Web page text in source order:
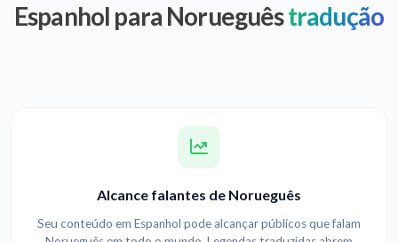
Espanhol para Norueguêstradução
Alcance falantes de Norueguês
Seu conteúdo em Espanhol pode alcançar públicos que falam